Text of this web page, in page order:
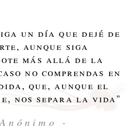
un día que dejé de
aunque siga
más allá de la
no comprendas en
que, aunque el
nos separa la vida"
-